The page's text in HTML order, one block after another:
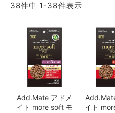
ACCOUNT MENU
ようこそ ゲスト 様
38件中 1 -38件表示
Add.Mate アドメ
イト more soft モ
イト